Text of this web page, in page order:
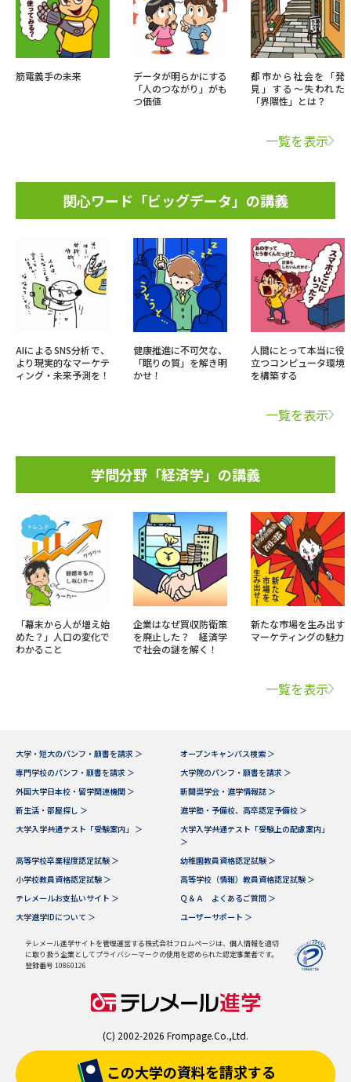
筋電義手の未来
データが明らかにする
「人のつながり」がも
つ価値
都市から社会を「発
見」する～失われた
「界隈性」とは？
一覧を表示
関心ワード「ビッグデータ」の講義
AIによるSNS分析で、
より現実的なマーケテ
ィング・未来予測を！
健康推進に不可欠な、
「眠りの質」を解き明
かせ！
人間にとって本当に役
立つコンピュータ環境
を構築する
一覧を表示
学問分野「経済学」の講義
「幕末から人が増え始
めた？」人口の変化で
わかること
企業はなぜ買収防衛策
を廃止した？ 経済学
で社会の謎を解く！
新たな市場を生み出す
マーケティングの魅力
一覧を表示
この大学の資料を請求する
大学・短大のパンフ・願書を請求 ＞
オープンキャンパス検索 ＞
専門学校のパンフ・願書を請求 ＞
大学院のパンフ・願書を請求 ＞
外国大学日本校・留学関連機関 ＞
新聞奨学会・進学情報誌 ＞
新生活・部屋探し ＞
進学塾・予備校、高卒認定予備校 ＞
大学入学共通テスト「受験案内」 ＞
大学入学共通テスト「受験上の配慮案内」
＞
高等学校卒業程度認定試験 ＞
幼稚園教員資格認定試験 ＞
小学校教員資格認定試験 ＞
高等学校（情報）教員資格認定試験 ＞
テレメールお支払いサイト ＞
Ｑ＆Ａ よくあるご質問 ＞
大学進学IDについて ＞
ユーザーサポート ＞
テレメール進学サイトを管理運営する株式会社フロムページは、個人情報を適切
に取り扱う企業としてプライバシーマークの使用を認められた認定事業者です。
登録番号 10860126
(C) 2002-2026 Frompage.Co.,Ltd.